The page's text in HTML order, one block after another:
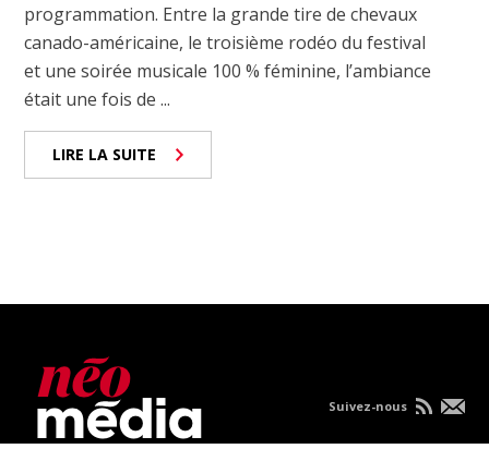
programmation. Entre la grande tire de chevaux
canado-américaine, le troisième rodéo du festival
et une soirée musicale 100 % féminine, l’ambiance
était une fois de ...
LIRE LA SUITE
Suivez-nous